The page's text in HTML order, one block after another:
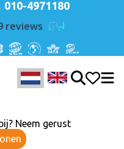
010-4971180
reviews
Neem gerust